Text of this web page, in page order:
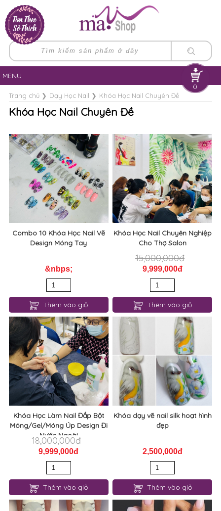
0
MENU
Trang chủ❯ Dạy Học Nail ❯ Khóa Học Nail Chuyên Đề
Khóa Học Nail Chuyên Đề
Combo 10 Khóa Học Nail Vẽ
Design Móng Tay
&nbps;
Thêm vào giỏ
Khóa Học Nail Chuyên Nghiệp
Cho Thợ Salon
15,000,000đ
9,999,000đ
Thêm vào giỏ
Khóa Học Làm Nail Đắp Bột
Móng/Gel/Móng Úp Design Đi
Nước Ngoài
18,000,000đ
9,999,000đ
Thêm vào giỏ
Khóa dạy vẽ nail silk hoạt hình
đẹp
2,500,000đ
Thêm vào giỏ